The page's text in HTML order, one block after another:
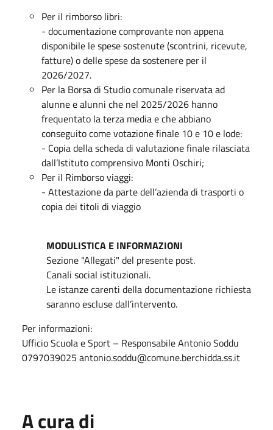
Per il rimborso libri:
- documentazione comprovante non appena
disponibile le spese sostenute (scontrini, ricevute,
fatture) o delle spese da sostenere per il
2026/2027.
Per la Borsa di Studio comunale riservata ad
alunne e alunni che nel 2025/2026 hanno
frequentato la terza media e che abbiano
conseguito come votazione finale 10 e 10 e lode:
- Copia della scheda di valutazione finale rilasciata
dall’Istituto comprensivo Monti Oschiri;
Per il Rimborso viaggi:
- Attestazione da parte dell’azienda di trasporti o
copia dei titoli di viaggio
MODULISTICA E INFORMAZIONI
Sezione "Allegati" del presente post.
Canali social istituzionali.
Le istanze carenti della documentazione richiesta
saranno escluse dall’intervento.
Per informazioni:
Ufficio Scuola e Sport – Responsabile Antonio Soddu
0797039025 antonio.soddu@comune.berchidda.ss.it
A cura di